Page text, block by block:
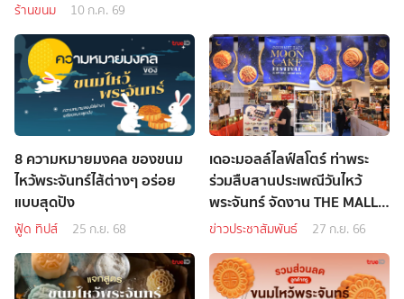
ร้านขนม 10 ก.ค. 69
8 ความหมายมงคล ของขนม
ไหว้พระจันทร์ไส้ต่างๆ อร่อย
แบบสุดปัง
ฟู้ด ทิปส์ 25 ก.ย. 68
เดอะมอลล์ไลฟ์สโตร์ ท่าพระ
ร่วมสืบสานประเพณีวันไหว้
พระจันทร์ จัดงาน THE MALL
LIFESTORE THAPRA MID
ข่าวประชาสัมพันธ์ 27 ก.ย. 66